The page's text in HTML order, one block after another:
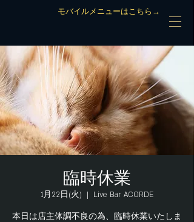
モバイルメニューはこちら→
臨時休業
1月22日(火)
  |
Live Bar ACORDE
本日は店主体調不良の為、臨時休業いたしま